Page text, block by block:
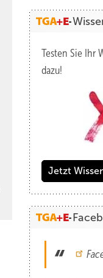
Testen Sie Ihr
dazu!
Jetzt